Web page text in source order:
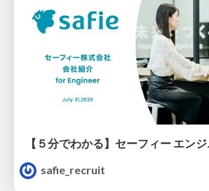
safie_recruit